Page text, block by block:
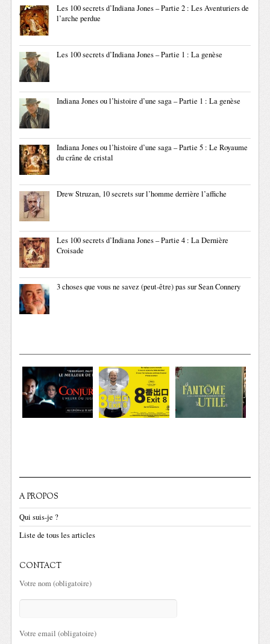
Les 100 secrets d’Indiana Jones – Partie 2 : Les Aventuriers de
l’arche perdue
Les 100 secrets d’Indiana Jones – Partie 1 : La genèse
Indiana Jones ou l’histoire d’une saga – Partie 1 : La genèse
Indiana Jones ou l’histoire d’une saga – Partie 5 : Le Royaume
du crâne de cristal
Drew Struzan, 10 secrets sur l’homme derrière l’affiche
Les 100 secrets d’Indiana Jones – Partie 4 : La Dernière
Croisade
3 choses que vous ne savez (peut-être) pas sur Sean Connery
A PROPOS
Qui suis-je ?
Liste de tous les articles
CONTACT
Votre nom (obligatoire)
Votre email (obligatoire)